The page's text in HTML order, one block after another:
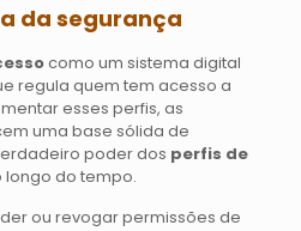
da segurança
como um sistema digital
regula quem tem acesso a
esses perfis, as
uma base sólida de
poder dos perfis de
do tempo.
ou revogar permissões de